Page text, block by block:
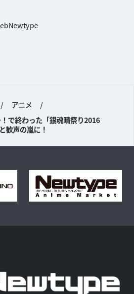
/ アニメ
/
で終わった「銀魂晴祭り2016
歓声の嵐に！